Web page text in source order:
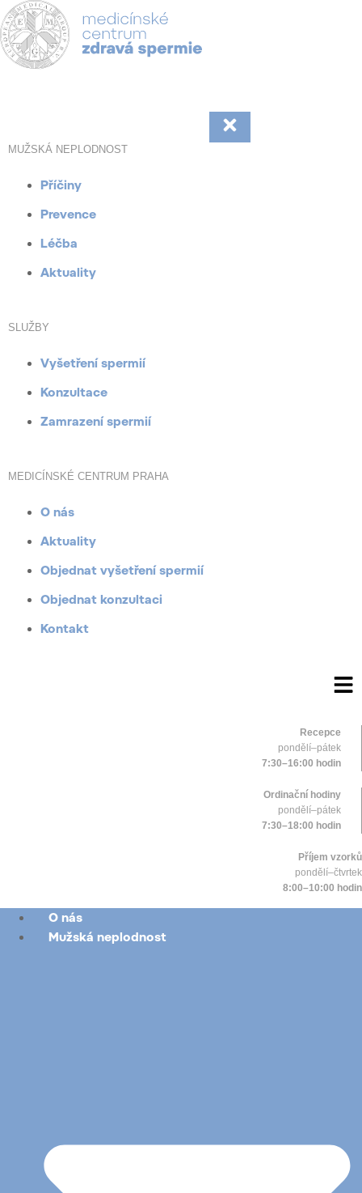
Přejít
k
obsahu
MUŽSKÁ NEPLODNOST
Příčiny
Prevence
Léčba
Aktuality
SLUŽBY
Vyšetření spermií
Konzultace
Zamrazení spermií
MEDICÍNSKÉ CENTRUM PRAHA
O nás
Aktuality
Objednat vyšetření spermií
Objednat konzultaci
Kontakt
Recepce
pondělí–pátek
7:30–16:00 hodin
Ordinační hodiny
pondělí–pátek
7:30–18:00 hodin
Příjem vzorků
pondělí–čtvrtek
8:00–10:00 hodin
O nás
Mužská neplodnost